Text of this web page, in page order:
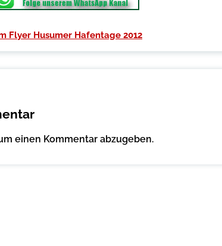
Flyer Husumer Hafentage 2012
einen Kommentar abzugeben.